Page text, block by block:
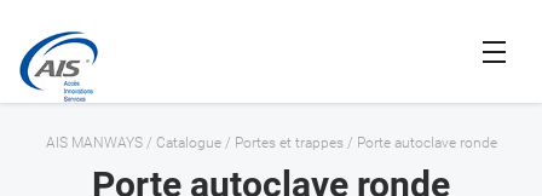
AIS MANWAYS/ Catalogue/ Portes et trappes/ Porte autoclave ronde
Porte autoclave ronde